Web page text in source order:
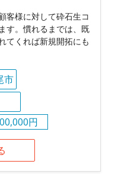
客様に対して砕石生コ
す。慣れるまでは、既
てくれば新規開拓にも
市
円